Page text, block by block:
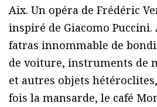
Aix. Un opéra de Frédéric
inspiré de Giacomo
fatras innommable de
de voiture, instruments de
et autres objets
fois la mansarde, le café